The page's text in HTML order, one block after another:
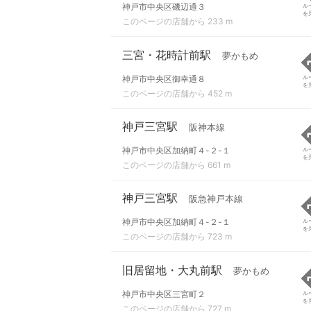
神戸市中央区磯辺通３
このページの店舗から 233 m
ル
を
三宮・花時計前駅 夢かもめ
神戸市中央区御幸通８
このページの店舗から 452 m
ル
を
神戸三宮駅 阪神本線
神戸市中央区加納町４-２-１
このページの店舗から 661 m
ル
を
神戸三宮駅 阪急神戸本線
神戸市中央区加納町４-２-１
このページの店舗から 723 m
ル
を
旧居留地・大丸前駅 夢かもめ
神戸市中央区三宮町２
このページの店舗から 727 m
ル
を